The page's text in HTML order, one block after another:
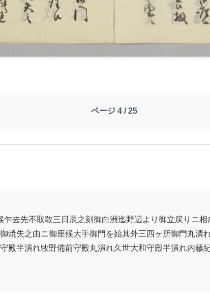
ページ 4 / 25
焼失之由ニ御座候大手御門を始其外三四ヶ所御門丸潰
殿半潰れ牧野備前守殿丸潰れ久世大和守殿半潰れ内藤